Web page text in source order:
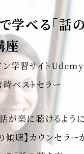
学べる「話
座
ン学習サイトUdemy
時ベストセラー
楽に聴けるように
傾聴】カウンセラー